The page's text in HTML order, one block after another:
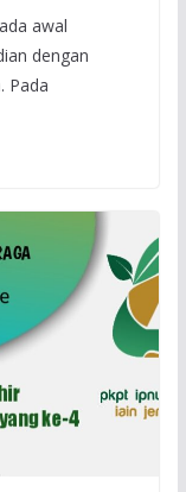
awal
dengan
Pada